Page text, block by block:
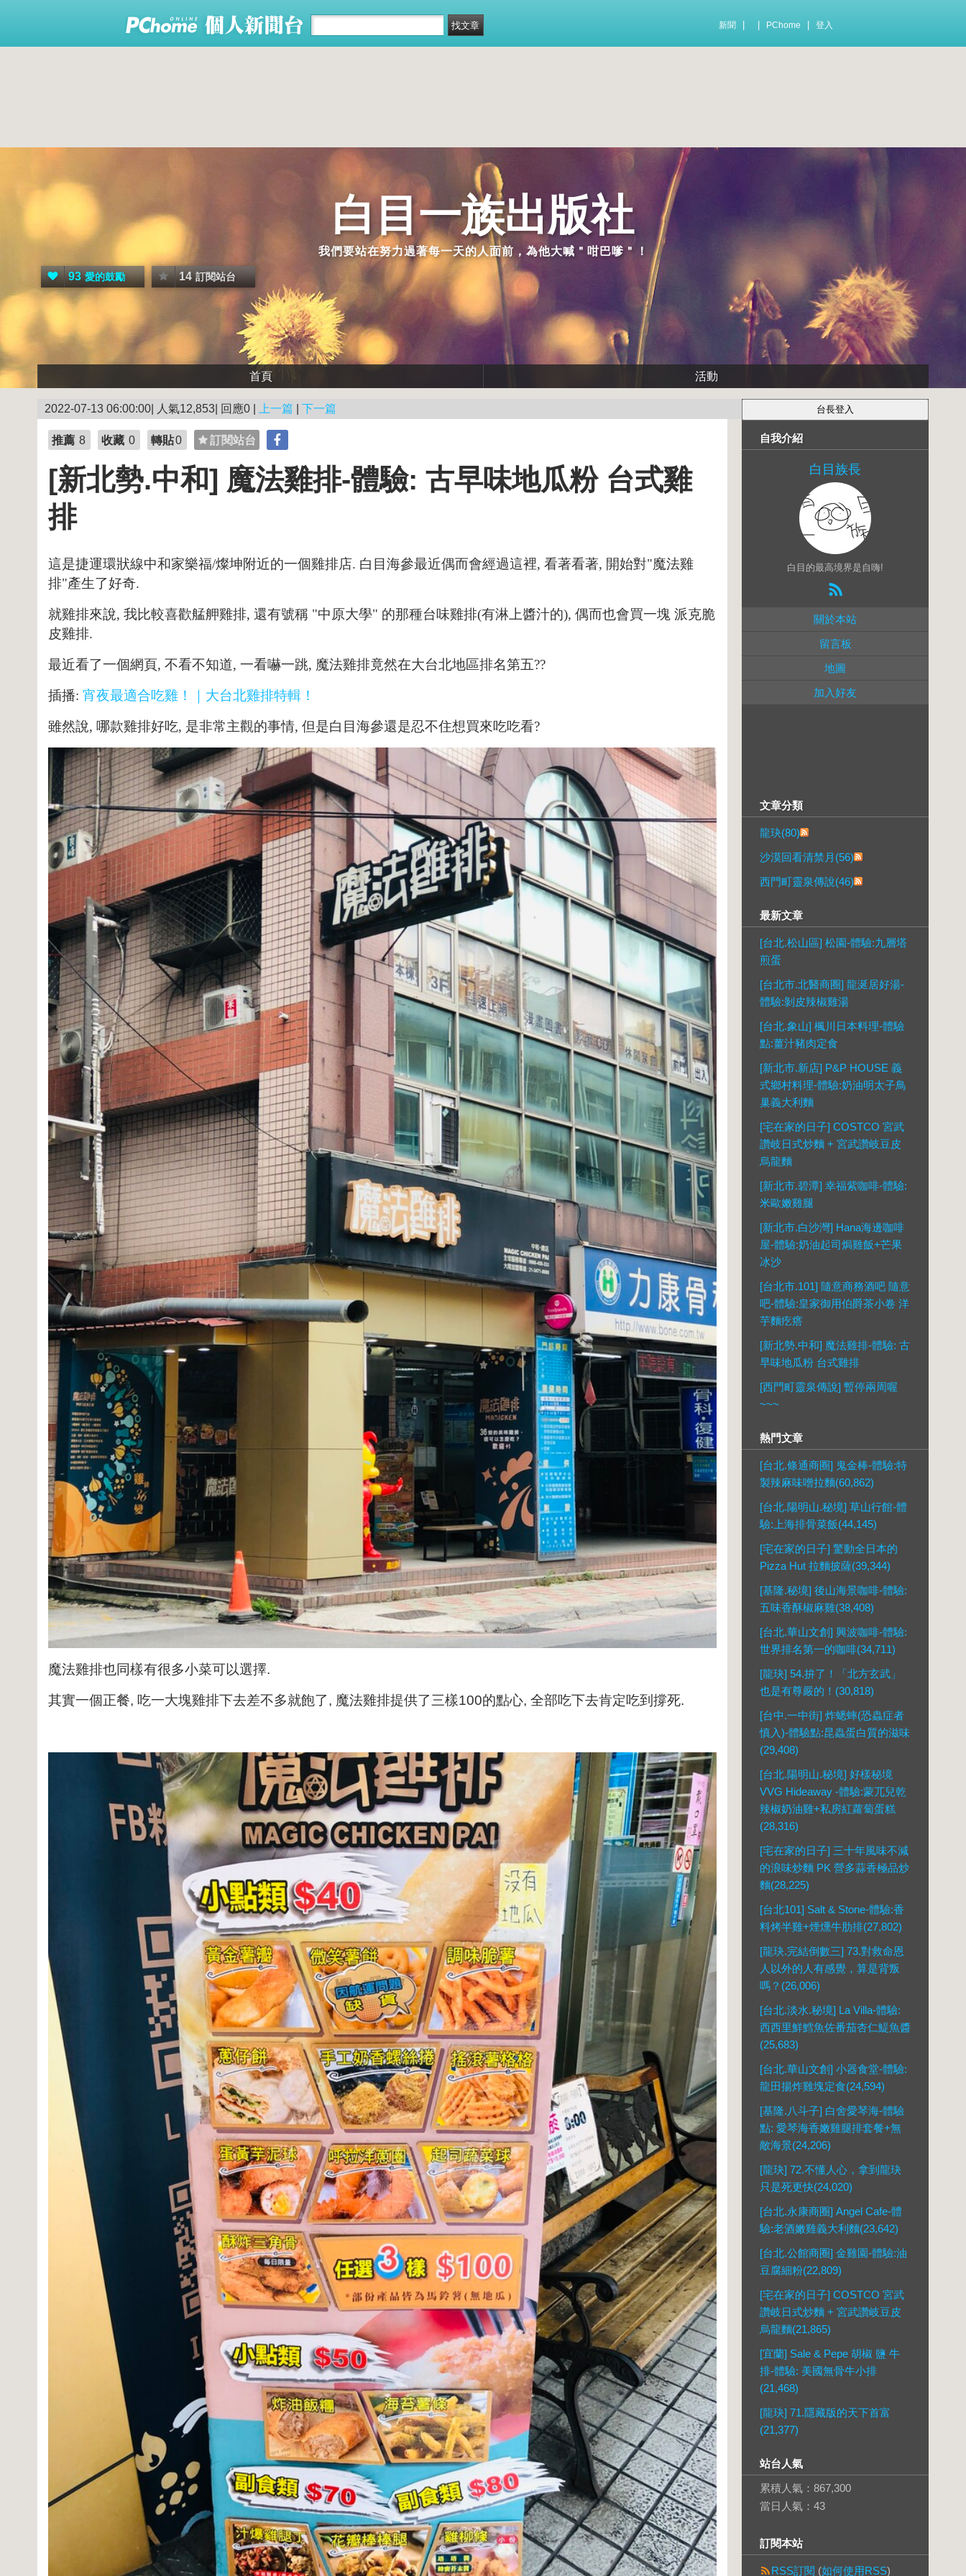
新聞 PChome 登入
白目一族出版社
我們要站在努力過著每一天的人面前，為他大喊＂咁巴嗲＂！
93 愛的鼓勵 14 訂閱站台
首頁 活動
2022-07-13 06:00:00| 人氣12,853| 回應0 | 上一篇 下一篇
推薦 8 收藏 0 轉貼0 訂閱站台
[新北勢.中和] 魔法雞排-體驗: 古早味地瓜粉 台式雞
排
這是捷運環狀線中和家樂福/燦坤附近的一個雞排店. 白目海參最近偶而會經過這裡, 看著看著, 開始對"魔法雞
排"產生了好奇.
就雞排來說, 我比較喜歡艋舺雞排, 還有號稱 "中原大學" 的那種台味雞排(有淋上醬汁的), 偶而也會買一塊 派克脆
皮雞排.
最近看了一個網頁, 不看不知道, 一看嚇一跳, 魔法雞排竟然在大台北地區排名第五??
插播: 宵夜最適合吃雞！｜大台北雞排特輯！
雖然說, 哪款雞排好吃, 是非常主觀的事情, 但是白目海參還是忍不住想買來吃吃看?
魔法雞排也同樣有很多小菜可以選擇.
其實一個正餐, 吃一大塊雞排下去差不多就飽了, 魔法雞排提供了三樣100的點心, 全部吃下去肯定吃到撐死.
自我介紹
白目族長
白目的最高境界是自嗨!
關於本站
留言板
地圖
加入好友
文章分類
龍玦(80)
沙漠回看清禁月(56)
西門町靈泉傳說(46)
最新文章
[台北.松山區] 松園-體驗:九層塔
煎蛋
[台北市.北醫商圈] 龍涎居好湯-
體驗:剝皮辣椒雞湯
[台北.象山] 楓川日本料理-體驗
點:薑汁豬肉定食
[新北市.新店] P&P HOUSE 義
式鄉村料理-體驗:奶油明太子鳥
巢義大利麵
[宅在家的日子] COSTCO 宮武
讚岐日式炒麵 + 宮武讚岐豆皮
烏龍麵
[新北市.碧潭] 幸福紫咖啡-體驗:
米歐嫩雞腿
[新北市.白沙灣] Hana海邊咖啡
屋-體驗:奶油起司焗雞飯+芒果
冰沙
[台北市.101] 隨意商務酒吧 隨意
吧-體驗:皇家御用伯爵茶小卷 洋
芋麵疙瘩
[新北勢.中和] 魔法雞排-體驗: 古
早味地瓜粉 台式雞排
[西門町靈泉傳說] 暫停兩周喔
~~~
熱門文章
[台北.條通商圈] 鬼金棒-體驗:特
製辣麻味噌拉麵(60,862)
[台北.陽明山.秘境] 草山行館-體
驗:上海排骨菜飯(44,145)
[宅在家的日子] 驚動全日本的
Pizza Hut 拉麵披薩(39,344)
[基隆.秘境] 後山海景咖啡-體驗:
五味香酥椒麻雞(38,408)
[台北.華山文創] 興波咖啡-體驗:
世界排名第一的咖啡(34,711)
[龍玦] 54.拚了！「北方玄武」
也是有尊嚴的！(30,818)
[台中.一中街] 炸蟋蟀(恐蟲症者
慎入)-體驗點:昆蟲蛋白質的滋味
(29,408)
[台北.陽明山.秘境] 好樣秘境
VVG Hideaway -體驗:蒙兀兒乾
辣椒奶油雞+私房紅蘿蔔蛋糕
(28,316)
[宅在家的日子] 三十年風味不減
的浪味炒麵 PK 營多蒜香極品炒
麵(28,225)
[台北101] Salt & Stone-體驗:香
料烤半雞+煙燻牛肋排(27,802)
[龍玦.完結倒數三] 73.對救命恩
人以外的人有感覺，算是背叛
嗎？(26,006)
[台北.淡水.秘境] La Villa-體驗:
西西里鮮鱈魚佐番茄杏仁鯷魚醬
(25,683)
[台北.華山文創] 小器食堂-體驗:
龍田揚炸雞塊定食(24,594)
[基隆.八斗子] 白舍愛琴海-體驗
點: 愛琴海香嫩雞腿排套餐+無
敵海景(24,206)
[龍玦] 72.不懂人心，拿到龍玦
只是死更快(24,020)
[台北.永康商圈] Angel Cafe-體
驗:老酒嫩雞義大利麵(23,642)
[台北.公館商圈] 金雞園-體驗:油
豆腐細粉(22,809)
[宅在家的日子] COSTCO 宮武
讚岐日式炒麵 + 宮武讚岐豆皮
烏龍麵(21,865)
[宜蘭] Sale & Pepe 胡椒 鹽 牛
排-體驗: 美國無骨牛小排
(21,468)
[龍玦] 71.隱藏版的天下首富
(21,377)
站台人氣
累積人氣： 867,300
當日人氣： 43
訂閱本站
RSS訂閱 (如何使用RSS)